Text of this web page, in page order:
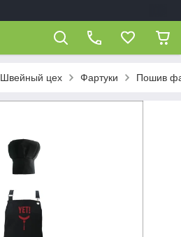
Швейный цех Фартуки Пошив